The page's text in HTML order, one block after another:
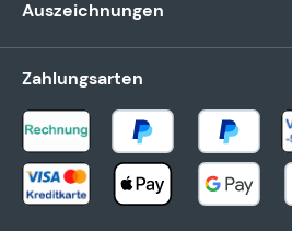
Auszeichnungen
Zahlungsarten